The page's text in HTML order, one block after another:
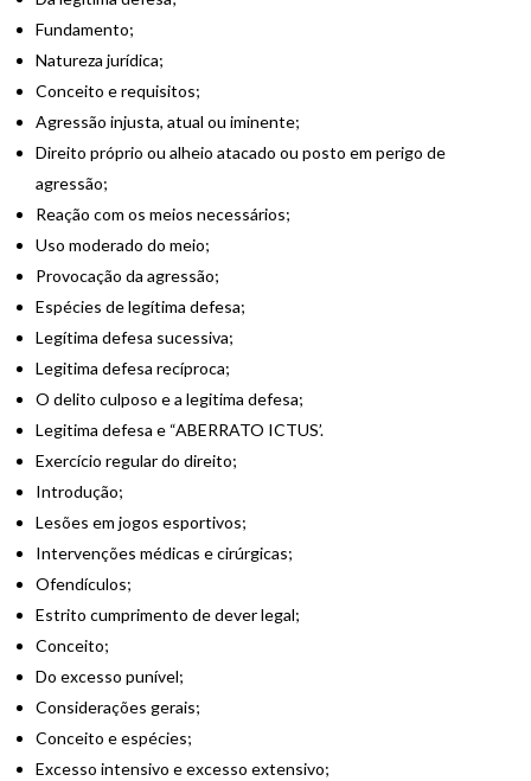
Fundamento;
Natureza jurídica;
Conceito e requisitos;
Agressão injusta, atual ou iminente;
Direito próprio ou alheio atacado ou posto em perigo de
agressão;
Reação com os meios necessários;
Uso moderado do meio;
Provocação da agressão;
Espécies de legítima defesa;
Legítima defesa sucessiva;
Legitima defesa recíproca;
O delito culposo e a legitima defesa;
Legitima defesa e “ABERRATO ICTUS’.
Exercício regular do direito;
Introdução;
Lesões em jogos esportivos;
Intervenções médicas e cirúrgicas;
Ofendículos;
Estrito cumprimento de dever legal;
Conceito;
Do excesso punível;
Considerações gerais;
Conceito e espécies;
Excesso intensivo e excesso extensivo;